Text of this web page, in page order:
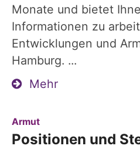
Monate und bietet
Informationen zu
Entwicklungen und
Hamburg. ...
Mehr
Armut:
Positionen und